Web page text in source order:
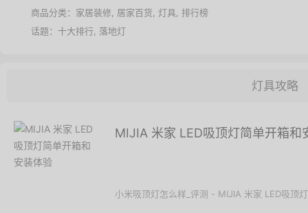
商品分类： 家居装修 居家百货 灯具 排行榜
话题： 十大排行 落地灯
灯具攻略
MIJIA 米家 LED吸顶灯简单开箱和
小米吸顶灯怎么样_评测 - MIJIA 米家 LED吸顶